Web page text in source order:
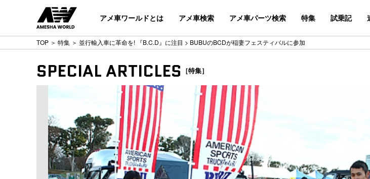
アメ車ワールドとは アメ車検索 アメ車パーツ検索 特集 試乗記
TOP ＞ 特集 ＞ 並行輸入車に革命を! 『B.C.D』に注目 > BUBUのBCDが稲妻フェスティバルに参加
SPECIAL ARTICLES ［特集］